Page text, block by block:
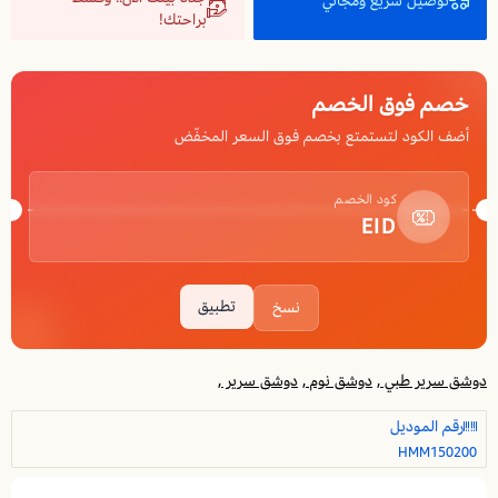
براحتك!
خصم فوق الخصم
أضف الكود لتستمتع بخصم فوق السعر المخفّض
كود الخصم
EID
نسخ تطبيق
دوشق سرير طبي ,دوشق نوم ,دوشق سرير ,
رقم الموديل
HMM150200